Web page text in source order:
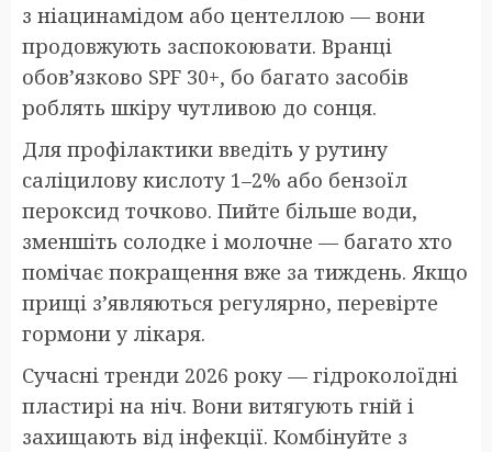
з ніацинамідом або центеллою — вони
продовжують заспокоювати. Вранці
обов’язково SPF 30+, бо багато засобів
роблять шкіру чутливою до сонця.
Для профілактики введіть у рутину
саліцилову кислоту 1–2% або бензоїл
пероксид точково. Пийте більше води,
зменшіть солодке і молочне — багато хто
помічає покращення вже за тиждень. Якщо
прищі з’являються регулярно, перевірте
гормони у лікаря.
Сучасні тренди 2026 року — гідроколоїдні
пластирі на ніч. Вони витягують гній і
захищають від інфекції. Комбінуйте з